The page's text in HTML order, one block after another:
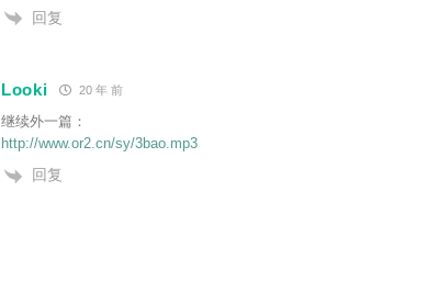
回复
Looki 20 年 前
继续外一篇：
http://www.or2.cn/sy/3bao.mp3
回复